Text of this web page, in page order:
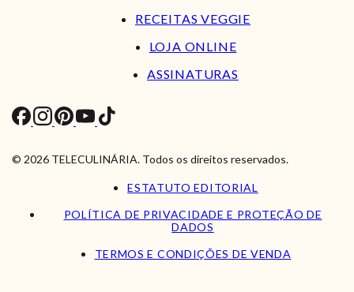
RECEITAS VEGGIE
LOJA ONLINE
ASSINATURAS
© 2026 TELECULINÁRIA. Todos os direitos reservados.
ESTATUTO EDITORIAL
POLÍTICA DE PRIVACIDADE E PROTEÇÃO DE
DADOS
TERMOS E CONDIÇÕES DE VENDA